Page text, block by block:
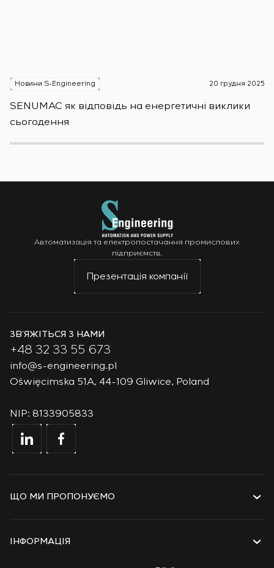
Новини S-Engineering 20 грудня 2025
SENUMAC як відповідь на енергетичні виклики
сьогодення
Автоматизація та електропостачання промислових
підприємств.
Презентація компанії
ЗВ’ЯЖІТЬСЯ З НАМИ
+48 32 33 55 673
info@s-engineering.pl
Oświęcimska 51A, 44-109 Gliwice, Poland
NIP: 8133905833
ЩО МИ ПРОПОНУЄМО
Рішення
ІНФОРМАЦІЯ